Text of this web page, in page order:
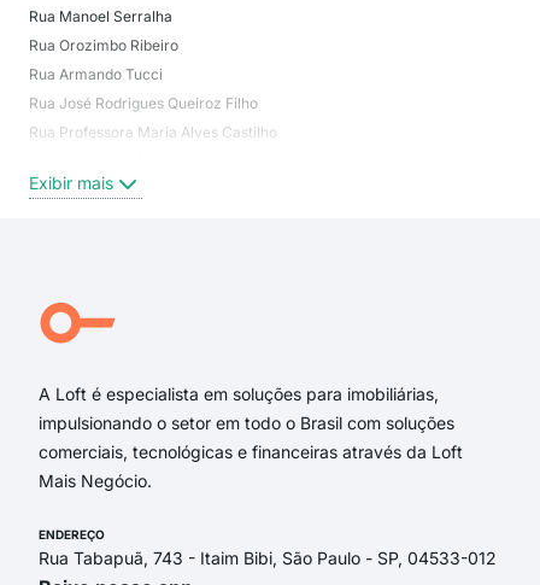
Rua Manoel Serralha
Rua Orozimbo Ribeiro
Rua Armando Tucci
Rua José Rodrigues Queiroz Filho
Rua Professora Maria Alves Castilho
Rua Jornalista João de Oliveira
Rua Francisco Antônio de Oliveira
Rua Licydio Paes
Exibir mais
A Loft é especialista em soluções para imobiliárias,
impulsionando o setor em todo o Brasil com soluções
comerciais, tecnológicas e financeiras através da Loft
Mais Negócio.
ENDEREÇO
Rua Tabapuã, 743 - Itaim Bibi, São Paulo - SP, 04533-012